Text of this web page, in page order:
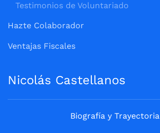
Testimonios de Voluntariado
Hazte Colaborador
Ventajas Fiscales
Nicolás Castellanos
Biografía y Trayectoria